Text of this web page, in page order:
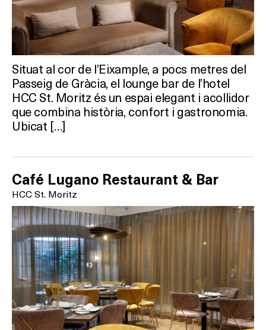
Situat al cor de l’Eixample, a pocs metres del
Passeig de Gràcia, el lounge bar de l’hotel
HCC St. Moritz és un espai elegant i acollidor
que combina història, confort i gastronomia.
Ubicat […]
Café Lugano Restaurant & Bar
HCC St. Moritz